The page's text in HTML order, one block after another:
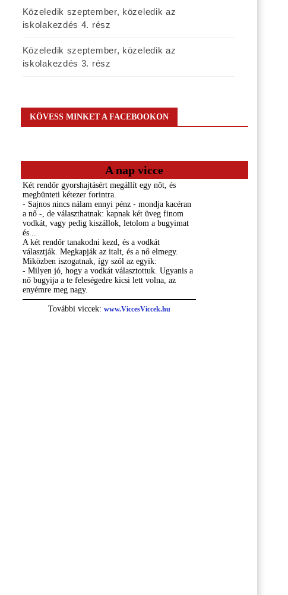
Közeledik szeptember, közeledik az
iskolakezdés 4. rész
Közeledik szeptember, közeledik az
iskolakezdés 3. rész
KÖVESS MINKET A FACEBOOKON
A nap vicce